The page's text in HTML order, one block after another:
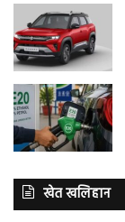
खेत खलिहान